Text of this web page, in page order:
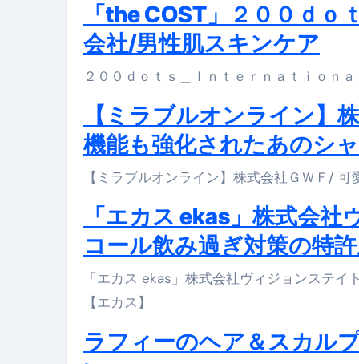
「the COST」２００ｄ
会社/男性肌スキンケア
２００ｄｏｔｓ＿Ｉｎｔｅｒｎａｔｉｏｎ
【ミラブルオンライン】
機能も強化されたあのシ
【ミラブルオンライン】株式会社ＧＷＦ/
「エカス ekas」株式会
コール飲み過ぎ対策の特
「エカス ekas」株式会社ヴィジョンステイト医学博士監修アルコール飲み過ぎ対策の特許成分配合サプリ
【エカス】
ラフィーのヘア＆スカル